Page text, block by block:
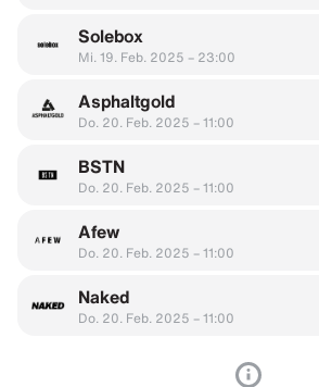
Solebox
Mi. 19. Feb. 2025 – 23:00
Asphaltgold
Do. 20. Feb. 2025 – 11:00
BSTN
Do. 20. Feb. 2025 – 11:00
Afew
Do. 20. Feb. 2025 – 11:00
Naked
Do. 20. Feb. 2025 – 11:00